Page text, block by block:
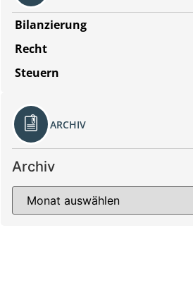
Bilanzierung
Recht
Steuern
ARCHIV
Archiv